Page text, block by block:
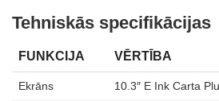
Tehniskās specifikācijas
FUNKCIJA VĒRTĪBA
Ekrāns 10.3″ E Ink Carta